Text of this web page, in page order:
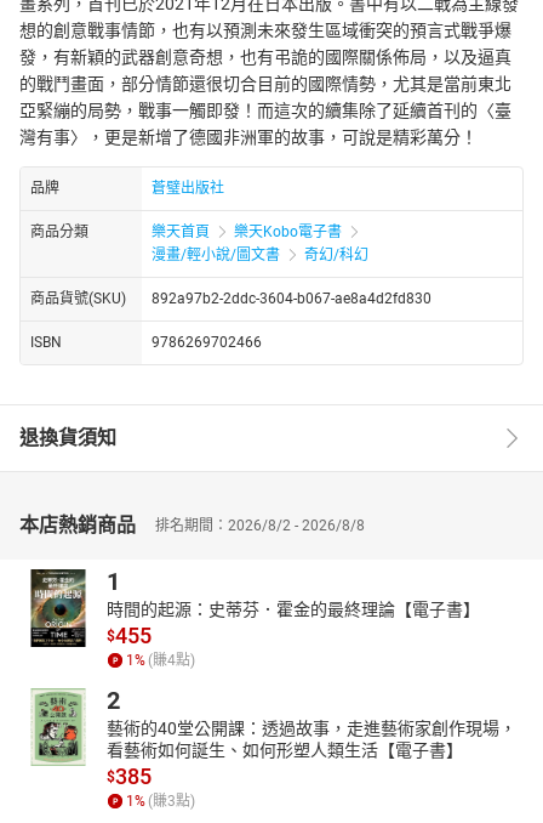
想的創意戰事情節，也有以預測未來發生區域衝突的預言式戰爭爆
發，有新穎的武器創意奇想，也有弔詭的國際關係佈局，以及逼真
的戰鬥畫面，部分情節還很切合目前的國際情勢，尤其是當前東北
亞緊繃的局勢，戰事一觸即發！而這次的續集除了延續首刊的〈臺
灣有事〉，更是新增了德國非洲軍的故事，可說是精彩萬分！
品牌 蒼璧出版社
商品分類 樂天首頁
樂天Kobo電子書
漫畫/輕小說/圖文書
奇幻/科幻
商品貨號(SKU) 892a97b2-2ddc-3604-b067-ae8a4d2fd830
ISBN 9786269702466
退換貨須知
本店熱銷商品 排名期間：2026/8/2 - 2026/8/8
1
時間的起源：史蒂芬．霍金的最終理論【電子書】
$455
1% (賺4點)
2
藝術的40堂公開課：透過故事，走進藝術家創作現場，
看藝術如何誕生、如何形塑人類生活【電子書】
$385
1% (賺3點)